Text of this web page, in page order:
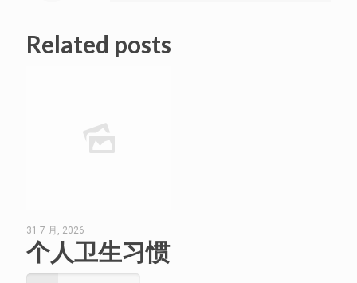
Related posts
31 7 月, 2026
个人卫生习惯